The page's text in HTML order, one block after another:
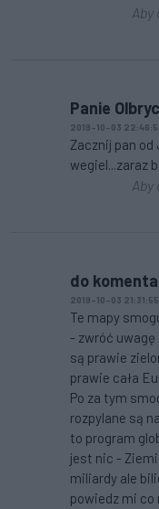
Panie
2019-10-03
Zacznij pan
wegiel...zaraz
do
2019-10-03 21:31:55
Te mapy
- zwróć
są prawie
prawie cała
Po za tym
rozpylane są
to program
jest nic -
miliardy ale
powiedz mi co